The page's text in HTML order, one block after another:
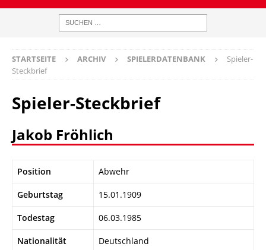
STARTSEITE ARCHIV SPIELERDATENBANK
Spieler-
Steckbrief
Spieler-Steckbrief
Jakob Fröhlich
Position Abwehr
Geburtstag 15.01.1909
Todestag 06.03.1985
Nationalität Deutschland